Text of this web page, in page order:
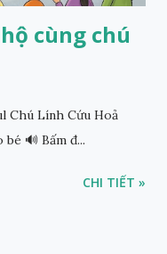
cùng chú
Chú Lính Cứu Hoả
🔊 Bấm đ...
CHI TIẾT »